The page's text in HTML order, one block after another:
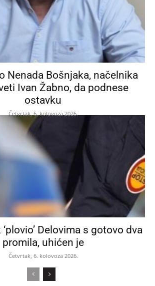
Nenada Bošnjaka, načelnika
Ivan Žabno, da podnese
ostavku
Četvrtak, 6. kolovoza 2026.
Delovima s gotovo dva
promila, uhićen je
Četvrtak, 6. kolovoza 2026.